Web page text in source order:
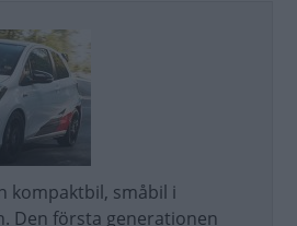
kompaktbil, småbil i
Den första generationen